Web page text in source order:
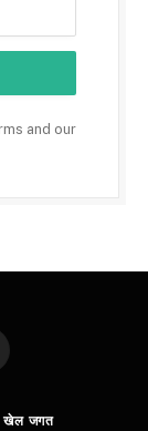
and our
खेल जगत